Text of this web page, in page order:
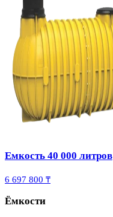
Емкость 40 000 литров
6 697 800 ₸
Ёмкости